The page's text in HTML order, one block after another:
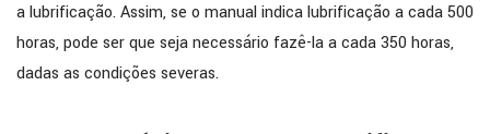
a lubrificação. Assim, se o manual indica lubrificação a cada 500
horas, pode ser que seja necessário fazê-la a cada 350 horas,
dadas as condições severas.